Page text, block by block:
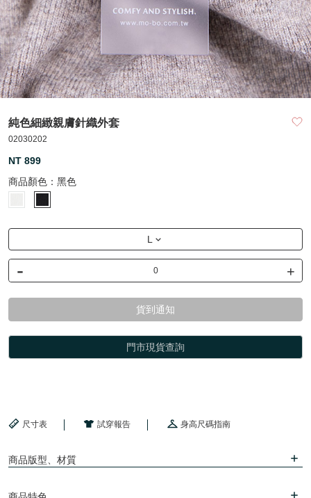
純色細緻親膚針織外套
02030202
NT 899
商品顏色： 黑色
L
- +
貨到通知
門市現貨查詢
尺寸表 試穿報告 身高尺碼指南
商品版型、材質